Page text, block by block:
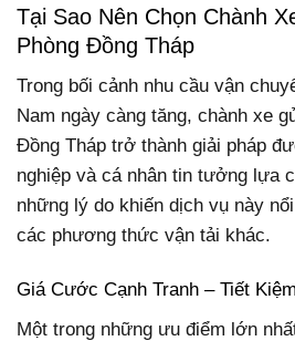
Tại Sao Nên Chọn Chành
Phòng Đồng Tháp
Trong bối cảnh nhu cầu vận
Nam ngày càng tăng, chành xe
Đồng Tháp trở thành giải pháp
nghiệp và cá nhân tin tưởng lựa
những lý do khiến dịch vụ này
các phương thức vận tải khác.
Giá Cước Cạnh Tranh – Tiết
Một trong những ưu điểm lớn